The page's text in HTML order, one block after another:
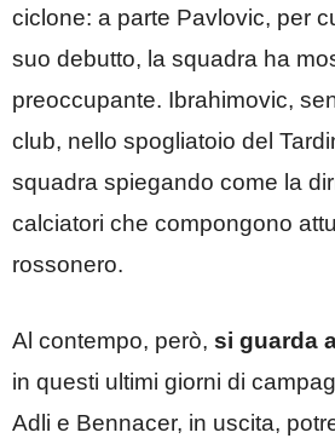
ciclone: a parte Pavlovic, per
suo debutto, la squadra ha
preoccupante. Ibrahimovic,
club, nello spogliatoio del
squadra spiegando come la
calciatori che compongono
rossonero.
Al contempo, però, si guarda
in questi ultimi giorni di
Adli e Bennacer, in uscita,